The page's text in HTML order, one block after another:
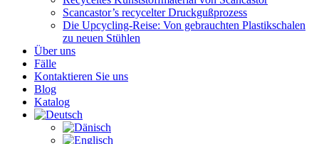
Scancastor’s recycelter Druckgußprozess
Die Upcycling-Reise: Von gebrauchten Plastikschalen
zu neuen Stühlen
Über uns
Fälle
Kontaktieren Sie uns
Blog
Katalog